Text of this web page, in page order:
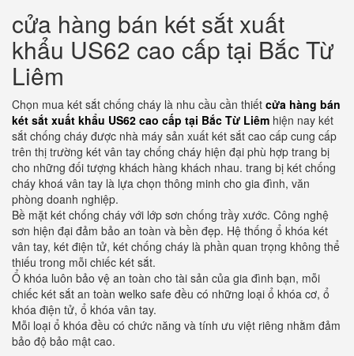
cửa hàng bán két sắt xuất
khẩu US62 cao cấp tại Bắc Từ
Liêm
Chọn mua két sắt chống cháy là nhu cầu cần thiết cửa hàng bán
két sắt xuất khẩu US62 cao cấp tại Bắc Từ Liêm hiện nay két
sắt chống cháy được nhà máy sản xuất két sắt cao cấp cung cấp
trên thị trường két vân tay chống cháy hiện đại phù hợp trang bị
cho những đối tượng khách hàng khách nhau. trang bị két chống
cháy khoá vân tay là lựa chọn thông minh cho gia đình, văn
phòng doanh nghiệp.
Bề mặt két chống cháy với lớp sơn chống trầy xước. Công nghệ
sơn hiện đại đảm bảo an toàn và bền đẹp. Hệ thống ổ khóa két
vân tay, két điện tử, két chống cháy là phần quan trọng không thể
thiếu trong mỗi chiếc két sắt.
Ổ khóa luôn bảo vệ an toàn cho tài sản của gia đình bạn, mỗi
chiếc két sắt an toàn welko safe đều có những loại ổ khóa cơ, ổ
khóa điện tử, ổ khóa vân tay.
Mỗi loại ổ khóa đều có chức năng và tính ưu việt riêng nhằm đảm
bảo độ bảo mật cao.